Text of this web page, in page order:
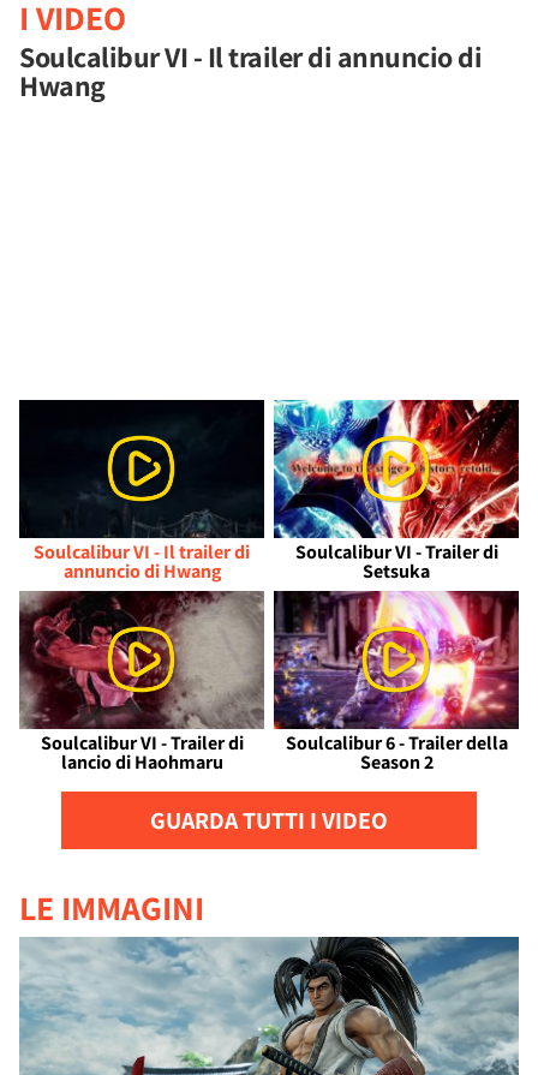
I VIDEO
Soulcalibur VI - Il trailer di annuncio di
Hwang
Soulcalibur VI - Il trailer di
annuncio di Hwang
Soulcalibur VI - Trailer di
Setsuka
Soulcalibur VI - Trailer di
lancio di Haohmaru
Soulcalibur 6 - Trailer della
Season 2
GUARDA TUTTI I VIDEO
LE IMMAGINI